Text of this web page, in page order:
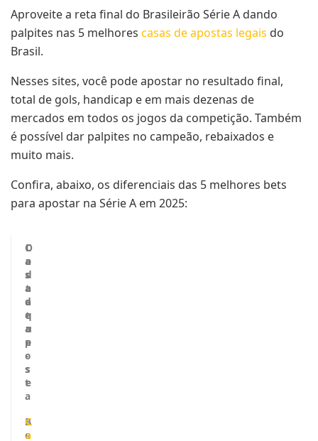
Aproveite a reta final do Brasileirão Série A dando
palpites nas 5 melhores casas de apostas legais do
Brasil.
Nesses sites, você pode apostar no resultado final,
total de gols, handicap e em mais dezenas de
mercados em todos os jogos da competição. Também
é possível dar palpites no campeão, rebaixados e
muito mais.
Confira, abaixo, os diferenciais das 5 melhores bets
para apostar na Série A em 2025:
C
a
s
a
d
e
a
p
o
s
t
a
D
e
s
t
a
q
u
e
C
a
d
a
s
t
r
e
-
s
e
B
e
A
s
C
a